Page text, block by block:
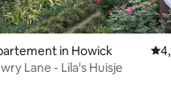
van 4,82 uit 5, 208
in Howick
Lane - Lila's Huisje